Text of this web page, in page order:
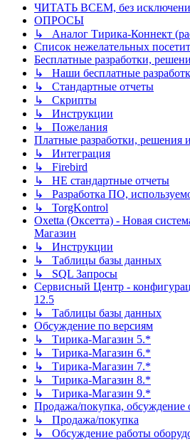
ЧИТАТЬ ВСЕМ, без
ОПРОСЫ
↳ Аналог Тирика-Коннект
Список нежелательных
Бесплатные разработки,
↳ Наши бесплатные
↳ Стандартные отчеты
↳ Скрипты
↳ Инструкции
↳ Пожелания
Платные разработки, решения
↳ Интеграция
↳ Firebird
↳ НЕ стандартные отчеты
↳ Разработка ПО,
↳ TorgKontrol
Oxetta (Оксетта) - Новая
Магазин
↳ Инструкции
↳ Таблицы базы данных
↳ SQL Запросы
Сервисный Центр -
12.5
↳ Таблицы базы данных
Обсуждение по версиям
↳ Тирика-Магазин 5.*
↳ Тирика-Магазин 6.*
↳ Тирика-Магазин 7.*
↳ Тирика-Магазин 8.*
↳ Тирика-Магазин 9.*
Продажа/покупка, обсуждение
↳ Продажа/покупка
↳ Обсуждение работы